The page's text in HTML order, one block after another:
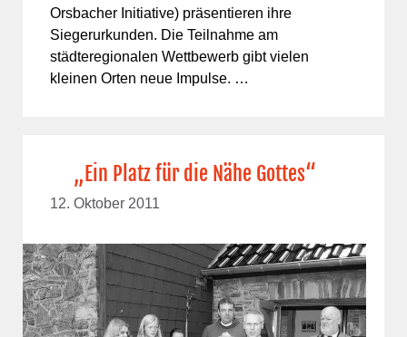
Orsbacher Initiative) präsentieren ihre
Siegerurkunden. Die Teilnahme am
städteregionalen Wettbewerb gibt vielen
kleinen Orten neue Impulse. …
„Ein Platz für die Nähe Gottes“
12. Oktober 2011